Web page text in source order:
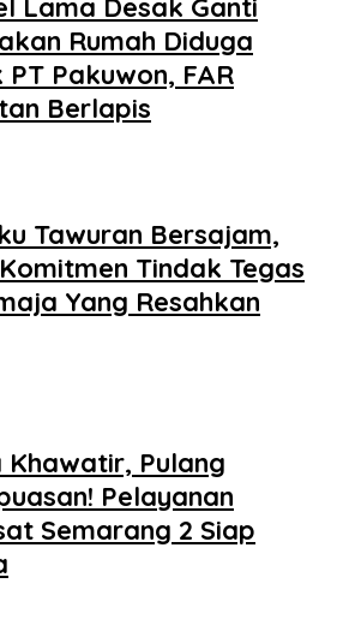
Lama Desak Ganti
Rumah Diduga
Pakuwon, FAR
Berlapis
Tawuran Bersajam,
Tindak Tegas
Yang Resahkan
Khawatir, Pulang
Pelayanan
Semarang 2 Siap